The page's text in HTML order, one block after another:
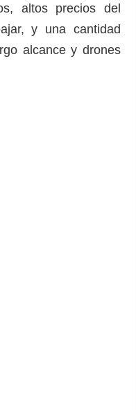
altos precios del
y una cantidad
alcance y drones